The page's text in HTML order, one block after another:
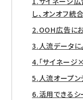
し、オンオフ統
OOH広告に
人流データ
「サイネー
人流オープ
活用できるシ